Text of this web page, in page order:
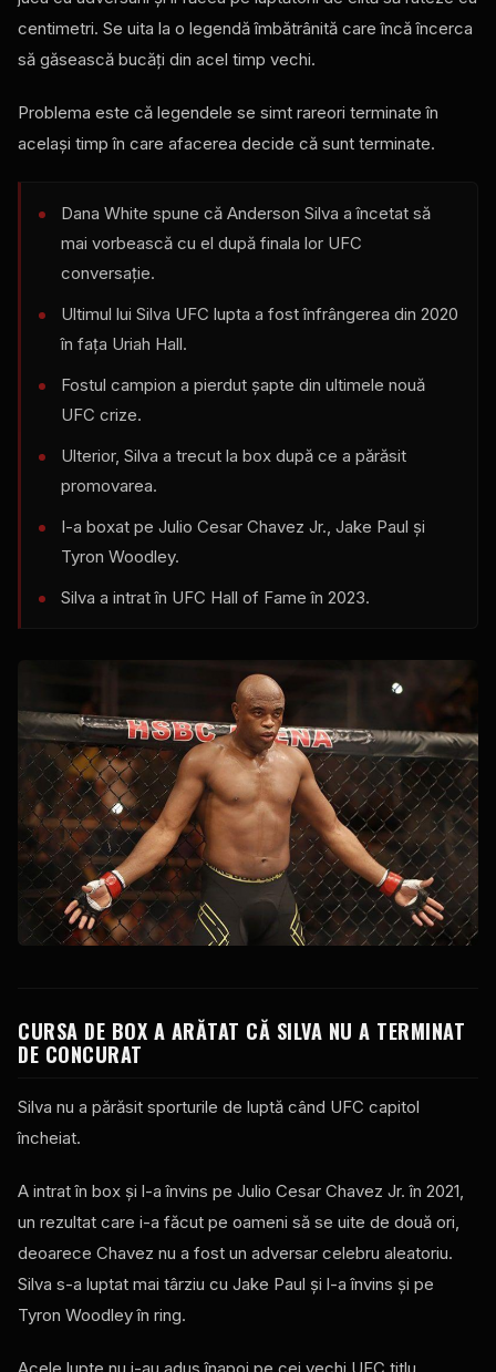
centimetri. Se uita la o legendă îmbătrânită care încă încerca
să găsească bucăți din acel timp vechi.
Problema este că legendele se simt rareori terminate în
același timp în care afacerea decide că sunt terminate.
Dana White spune că Anderson Silva a încetat să
mai vorbească cu el după finala lor UFC
conversație.
Ultimul lui Silva UFC lupta a fost înfrângerea din 2020
în fața Uriah Hall.
Fostul campion a pierdut șapte din ultimele nouă
UFC crize.
Ulterior, Silva a trecut la box după ce a părăsit
promovarea.
I-a boxat pe Julio Cesar Chavez Jr., Jake Paul și
Tyron Woodley.
Silva a intrat în UFC Hall of Fame în 2023.
CURSA DE BOX A ARĂTAT CĂ SILVA NU A TERMINAT
DE CONCURAT
Silva nu a părăsit sporturile de luptă când UFC capitol
încheiat.
A intrat în box și l-a învins pe Julio Cesar Chavez Jr. în 2021,
un rezultat care i-a făcut pe oameni să se uite de două ori,
deoarece Chavez nu a fost un adversar celebru aleatoriu.
Silva s-a luptat mai târziu cu Jake Paul și l-a învins și pe
Tyron Woodley în ring.